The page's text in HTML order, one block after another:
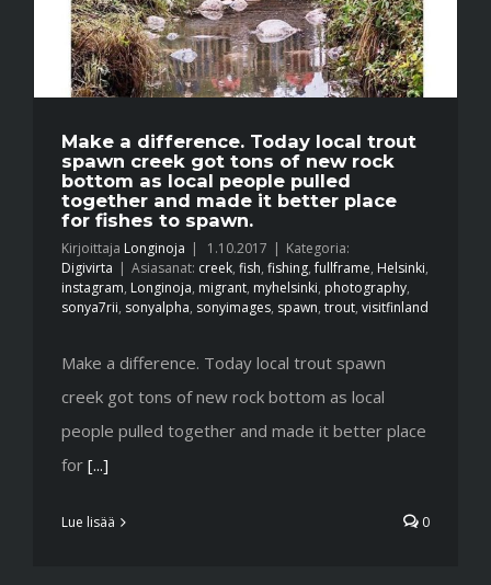
Make a difference. Today local trout
spawn creek got tons of new rock
bottom as local people pulled
together and made it better place
for fishes to spawn.
Kirjoittaja Longinoja | 1.10.2017 | Kategoria:
Digivirta | Asiasanat: creek, fish, fishing,fullframe, Helsinki,
instagram, Longinoja, migrant, myhelsinki, photography,
sonya7rii, sonyalpha, sonyimages, spawn, trout, visitfinland
Make a difference. Today local trout spawn
creek got tons of new rock bottom as local
people pulled together and made it better place
for [...]
Lue lisää 0